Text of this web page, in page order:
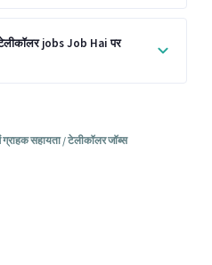
jobs Job Hai पर
सहायता / टेलीकॉलर जॉब्स